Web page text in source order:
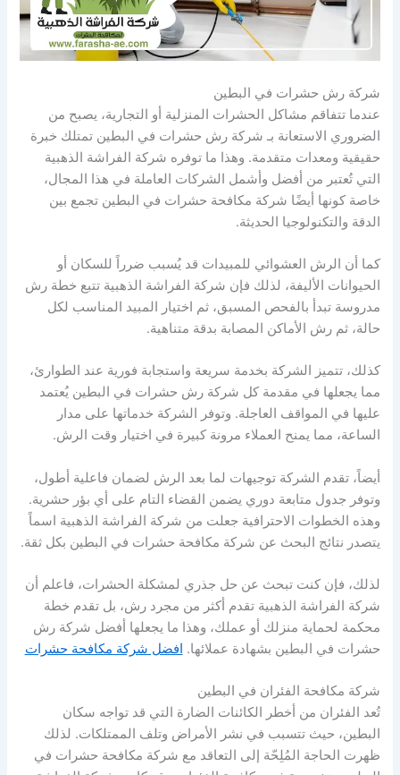
شركة رش حشرات في البطين
عندما تتفاقم مشاكل الحشرات المنزلية أو التجارية، يصبح من
الضروري الاستعانة بـ شركة رش حشرات في البطين تمتلك خبرة
حقيقية ومعدات متقدمة. وهذا ما توفره شركة الفراشة الذهبية
التي تُعتبر من أفضل وأشمل الشركات العاملة في هذا المجال،
خاصة كونها أيضًا شركة مكافحة حشرات في البطين تجمع بين
الدقة والتكنولوجيا الحديثة.
كما أن الرش العشوائي للمبيدات قد يُسبب ضرراً للسكان أو
الحيوانات الأليفة، لذلك فإن شركة الفراشة الذهبية تتبع خطة رش
مدروسة تبدأ بالفحص المسبق، ثم اختيار المبيد المناسب لكل
حالة، ثم رش الأماكن المصابة بدقة متناهية.
كذلك، تتميز الشركة بخدمة سريعة واستجابة فورية عند الطوارئ،
مما يجعلها في مقدمة كل شركة رش حشرات في البطين يُعتمد
عليها في المواقف العاجلة. وتوفر الشركة خدماتها على مدار
الساعة، مما يمنح العملاء مرونة كبيرة في اختيار وقت الرش.
أيضاً، تقدم الشركة توجيهات لما بعد الرش لضمان فاعلية أطول،
وتوفر جدول متابعة دوري يضمن القضاء التام على أي بؤر حشرية.
وهذه الخطوات الاحترافية جعلت من شركة الفراشة الذهبية اسماً
يتصدر نتائج البحث عن شركة مكافحة حشرات في البطين بكل ثقة.
لذلك، فإن كنت تبحث عن حل جذري لمشكلة الحشرات، فاعلم أن
شركة الفراشة الذهبية تقدم أكثر من مجرد رش، بل تقدم خطة
محكمة لحماية منزلك أو عملك، وهذا ما يجعلها أفضل شركة رش
حشرات في البطين بشهادة عملائها. افضل شركة مكافحة حشرات
شركة مكافحة الفئران في البطين
تُعد الفئران من أخطر الكائنات الضارة التي قد تواجه سكان
البطين، حيث تتسبب في نشر الأمراض وتلف الممتلكات. لذلك
ظهرت الحاجة المُلِحّة إلى التعاقد مع شركة مكافحة حشرات في